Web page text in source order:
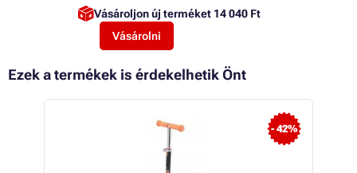
Vásároljon új terméket 14 040 Ft
Vásárolni
Ezek a termékek is érdekelhetik Önt
- 42%